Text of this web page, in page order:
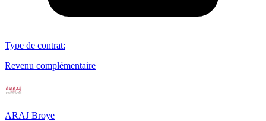
Type de contrat:
Revenu complémentaire
ARAJ Broye